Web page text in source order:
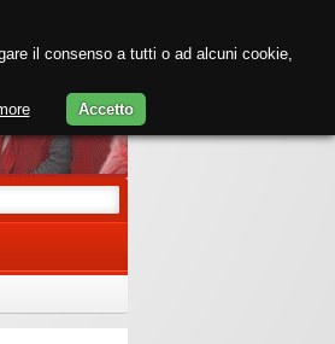
il consenso a tutti o ad alcuni cookie,
Accetto